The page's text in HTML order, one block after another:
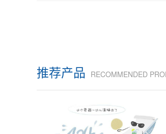
推荐产品 RECOMMENDED